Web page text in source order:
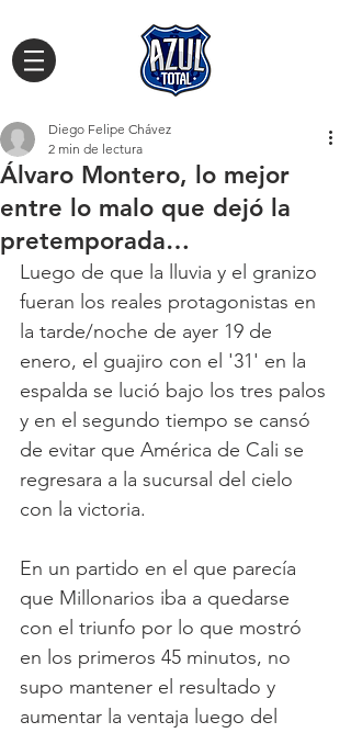
Álvaro Montero, lo mejor
entre lo malo que dejó la
pretemporada…
Diego Felipe Chávez
2 min de lectura
Luego de que la lluvia y el granizo
fueran los reales protagonistas en
la tarde/noche de ayer 19 de
enero, el guajiro con el '31' en la
espalda se lució bajo los tres palos
y en el segundo tiempo se cansó
de evitar que América de Cali se
regresara a la sucursal del cielo
con la victoria.
En un partido en el que parecía
que Millonarios iba a quedarse
con el triunfo por lo que mostró
en los primeros 45 minutos, no
supo mantener el resultado y
aumentar la ventaja luego del